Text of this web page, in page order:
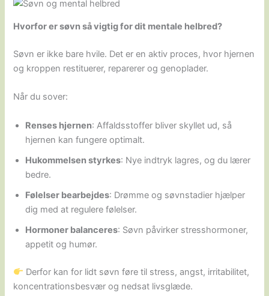
Hvorfor er søvn så vigtig for dit mentale helbred?
Søvn er ikke bare hvile. Det er en aktiv proces, hvor hjernen
og kroppen restituerer, reparerer og genoplader.
Når du sover:
Renses hjernen: Affaldsstoffer bliver skyllet ud, så
hjernen kan fungere optimalt.
Hukommelsen styrkes: Nye indtryk lagres, og du lærer
bedre.
Følelser bearbejdes: Drømme og søvnstadier hjælper
dig med at regulere følelser.
Hormoner balanceres: Søvn påvirker stresshormoner,
appetit og humør.
Derfor kan for lidt søvn føre til stress, angst, irritabilitet,
koncentrationsbesvær og nedsat livsglæde.